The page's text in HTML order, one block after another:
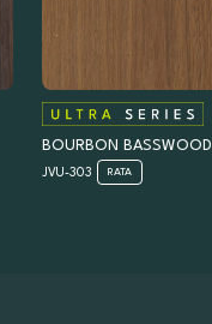
BOURBON BASSWOOD
JVU-303 RATA